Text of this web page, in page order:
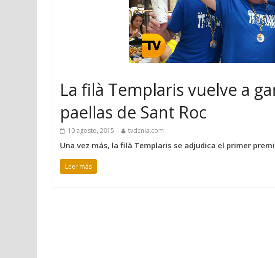
La filà Templaris vuelve a
paellas de Sant Roc
10 agosto, 2015 tvdenia.com
Una vez más, la filà Templaris se adjudica el primer
Leer más